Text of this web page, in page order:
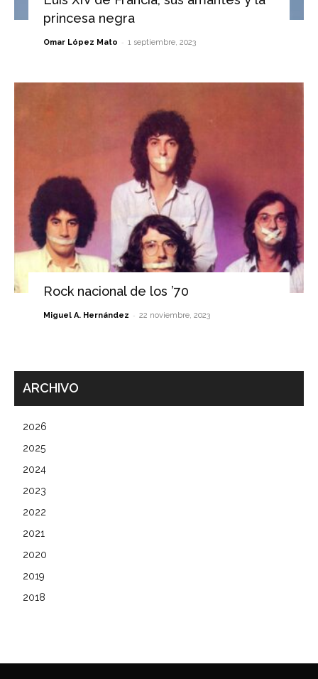
princesa negra
Omar López Mato - 1 septiembre, 2023
Rock nacional de los ’70
Miguel A. Hernández - 22 noviembre, 2023
ARCHIVO
2026
2025
2024
2023
2022
2021
2020
2019
2018